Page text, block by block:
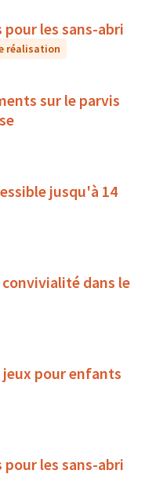
pour les sans-abri
réalisation
sur le parvis
jusqu'à 14
dans le
jeux pour enfants
pour les sans-abri